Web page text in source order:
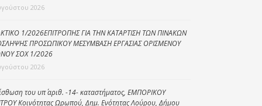
2026
1/2026ΕΠΙΤΡΟΠΗΣ ΓΙΑ ΤΗΝ ΚΑΤΑΡΤΙΣΗ ΤΩΝ ΠΙΝΑΚΩΝ
ΠΡΟΣΩΠΙΚΟΥ ΜΕΣΥΜΒΑΣΗ ΕΡΓΑΣΙΑΣ ΟΡΙΣΜΕΝΟΥ
ΣΟΧ 1/2026
2026
του υπ΄ αριθ. -14- καταστήματος, ΕΜΠΟΡΙΚΟΥ
Κοινότητας Ωρωπού, Δημ. Ενότητας Λούρου, Δήμου